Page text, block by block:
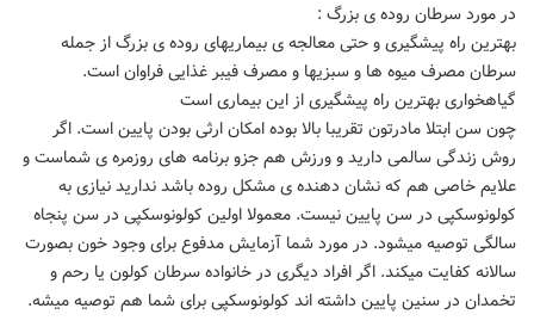
در مورد سرطان روده ی بزرگ :
بهترین راه پیشگیری و حتی معالجه ی بیماریهای روده ی بزرگ از جمله
سرطان مصرف میوه ها و سبزیها و مصرف فیبر غذایی فراوان است.
گیاهخواری بهترین راه پیشگیری از این بیماری است
چون سن ابتلا مادرتون تقریبا بالا بوده امکان ارثی بودن پایین است. اگر
روش زندگی سالمی دارید و ورزش هم جزو برنامه های روزمره ی شماست و
علایم خاصی هم که نشان دهنده ی مشکل روده باشد ندارید نیازی به
کولونوسکپی در سن پایین نیست. معمولا اولین کولونوسکپی در سن پنجاه
سالگی توصیه میشود. در مورد شما آزمایش مدفوع برای وجود خون بصورت
سالانه کفایت میکند. اگر افراد دیگری در خانواده سرطان کولون یا رحم و
تخمدان در سنین پایین داشته اند کولونوسکپی برای شما هم توصیه میشه.